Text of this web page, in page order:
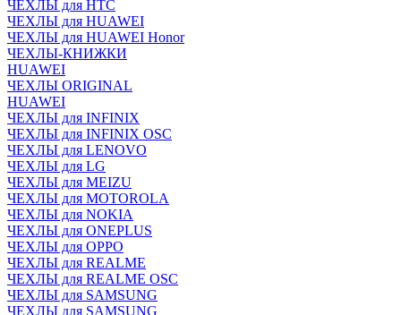
ЧЕХЛЫ для HTC
ЧЕХЛЫ для HUAWEI
ЧЕХЛЫ для HUAWEI Honor
ЧЕХЛЫ-КНИЖКИ
HUAWEI
ЧЕХЛЫ ORIGINAL
HUAWEI
ЧЕХЛЫ для INFINIX
ЧЕХЛЫ для INFINIX OSC
ЧЕХЛЫ для LENOVO
ЧЕХЛЫ для LG
ЧЕХЛЫ для MEIZU
ЧЕХЛЫ для MOTOROLA
ЧЕХЛЫ для NOKIA
ЧЕХЛЫ для ONEPLUS
ЧЕХЛЫ для OPPO
ЧЕХЛЫ для REALME
ЧЕХЛЫ для REALME OSC
ЧЕХЛЫ для SAMSUNG
ЧЕХЛЫ для SAMSUNG